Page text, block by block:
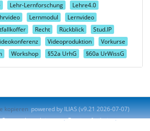
Lehr-Lernforschung
Lehre4.0
Lernmodul
Lernvideo
Recht Rückblick
Stud.IP
Videoproduktion
Vorkurse
Workshop §52a UrhG §60a UrWissG
kopieren powered by ILIAS (v9.21 2026-07-07)
Support kontaktieren
Barrierefreiheit